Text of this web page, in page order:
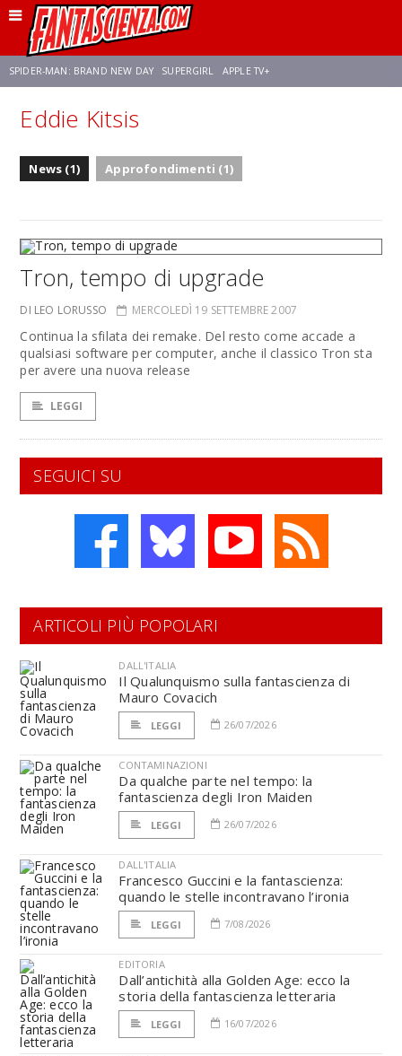
SPIDER-MAN: BRAND NEW DAY SUPERGIRL APPLE TV+
FRANCO RICCIARDIELLO ZENDAYA
Eddie Kitsis
News (1) Approfondimenti (1)
Tron, tempo di upgrade
DI LEO LORUSSO MERCOLEDÌ 19 SETTEMBRE 2007
Continua la sfilata dei remake. Del resto come accade a
qualsiasi software per computer, anche il classico Tron sta
per avere una nuova release
LEGGI
SEGUICI SU
ARTICOLI PIÙ POPOLARI
DALL'ITALIA
Il Qualunquismo sulla fantascienza di
Mauro Covacich
LEGGI 26/07/2026
CONTAMINAZIONI
Da qualche parte nel tempo: la
fantascienza degli Iron Maiden
LEGGI 26/07/2026
DALL'ITALIA
Francesco Guccini e la fantascienza:
quando le stelle incontravano l’ironia
LEGGI 7/08/2026
EDITORIA
Dall’antichità alla Golden Age: ecco la
storia della fantascienza letteraria
LEGGI 16/07/2026